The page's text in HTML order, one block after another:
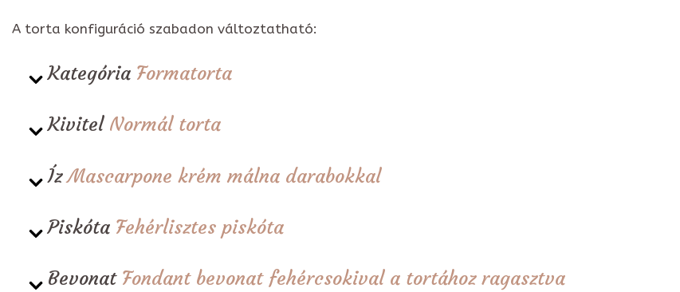
A torta konfiguráció szabadon változtatható:
Kategória Formatorta
Kivitel Normál torta
ÍzMascarpone krém málna darabokkal
Piskóta Fehérlisztes piskóta
Bevonat Fondant bevonat fehércsokival a tortához ragasztva